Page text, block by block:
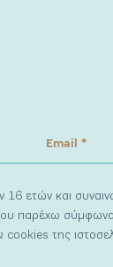
16 ετών και
παρέχω σύμφωνα
της